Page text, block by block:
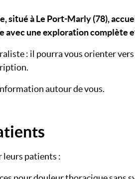
situé à Le Port-Marly (78),
avec une exploration complète
: il pourra vous orienter
autour de vous.
leurs patients :